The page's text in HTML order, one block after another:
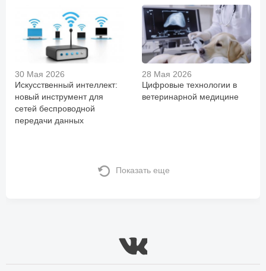
30 Мая 2026
Искусственный интеллект:
новый инструмент для
сетей беспроводной
передачи данных
28 Мая 2026
Цифровые технологии в
ветеринарной медицине
Показать еще